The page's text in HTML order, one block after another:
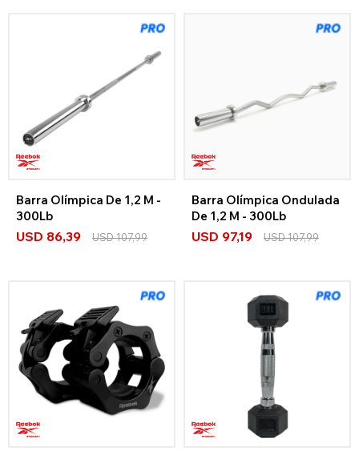
Barra Olímpica De 1,2 M -
300Lb
USD 86,39 USD107,99
Barra Olímpica Ondulada
De 1,2 M - 300Lb
USD 97,19 USD107,99